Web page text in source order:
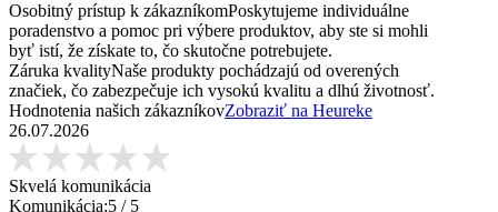
Osobitný prístup k zákazníkomPoskytujeme individuálne
poradenstvo a pomoc pri výbere produktov, aby ste si mohli
byť istí, že získate to, čo skutočne potrebujete.
Záruka kvalityNaše produkty pochádzajú od overených
značiek, čo zabezpečuje ich vysokú kvalitu a dlhú životnosť.
Hodnotenia našich zákazníkovZobraziť na Heureke
26.07.2026
Skvelá komunikácia
Komunikácia:5 / 5